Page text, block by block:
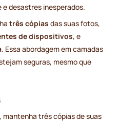
desastres inesperados.
três cópias das suas fotos,
de dispositivos, e
. Essa abordagem em camadas
seguras, mesmo que
mantenha três cópias de suas